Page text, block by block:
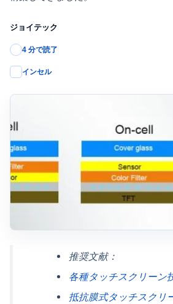
ジョイテック
4 分で読了
インセル
推奨文献：
各種タッチスクリーン
抵抗膜式タッチスクリ